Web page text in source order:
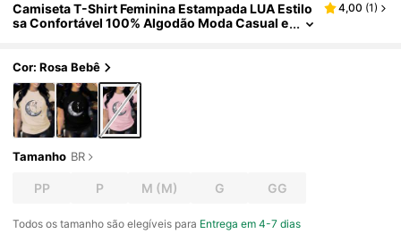
Camiseta T-Shirt Feminina Estampada LUA Estilo
sa Confortável 100% Algodão Moda Casual e
4,00 (1)
Cor: Rosa Bebê
Tamanho BR
PP P M (M) G GG
Todos os tamanho são elegíveis para Entrega em 4-7 dias